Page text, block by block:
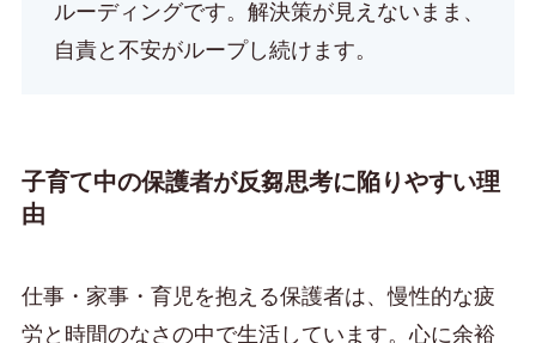
ルーディングです。解決策が見えないまま、
自責と不安がループし続けます。
子育て中の保護者が反芻思考に陥りやすい理
由
仕事・家事・育児を抱える保護者は、慢性的な疲
労と時間のなさの中で生活しています。心に余裕